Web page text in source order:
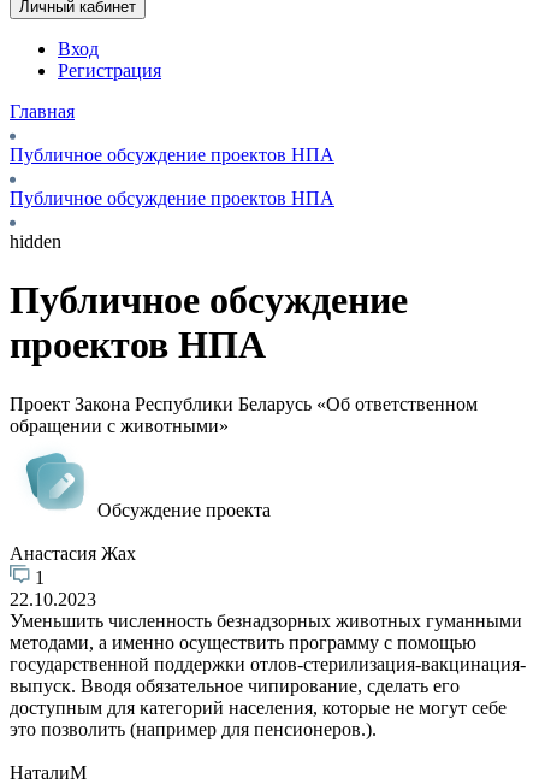
Личный кабинет
Вход
Регистрация
Главная
Публичное обсуждение проектов НПА
Публичное обсуждение проектов НПА
hidden
Публичное обсуждение
проектов НПА
Проект Закона Республики Беларусь «Об ответственном
обращении с животными»
Обсуждение проекта
Анастасия Жах
1
22.10.2023
Уменьшить численность безнадзорных животных гуманными
методами, а именно осуществить программу с помощью
государственной поддержки отлов-стерилизация-вакцинация-
выпуск. Вводя обязательное чипирование, сделать его
доступным для категорий населения, которые не могут себе
это позволить (например для пенсионеров.).
НаталиМ